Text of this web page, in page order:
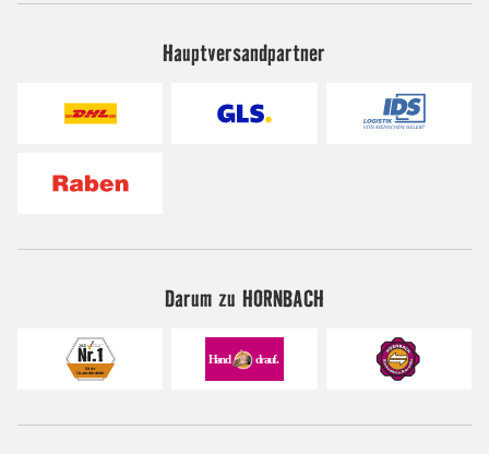
Hauptversandpartner
Darum zu HORNBACH